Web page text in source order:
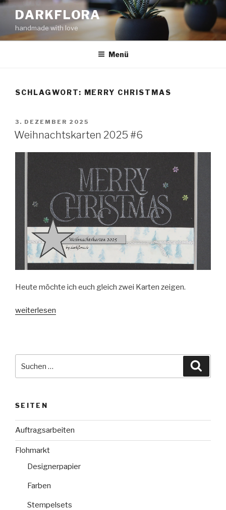
Zum
Inhalt
springen
DARKFLORA
handmade with love
Menü
SCHLAGWORT: MERRY CHRISTMAS
VERÖFFENTLICHT
AM
3. DEZEMBER 2025
Weihnachtskarten 2025 #6
Heute möchte ich euch gleich zwei Karten zeigen.
„Weihnachtskarten
weiterlesen
nach:
SEITEN
Auftragsarbeiten
Flohmarkt
Designerpapier
Farben
Stempelsets